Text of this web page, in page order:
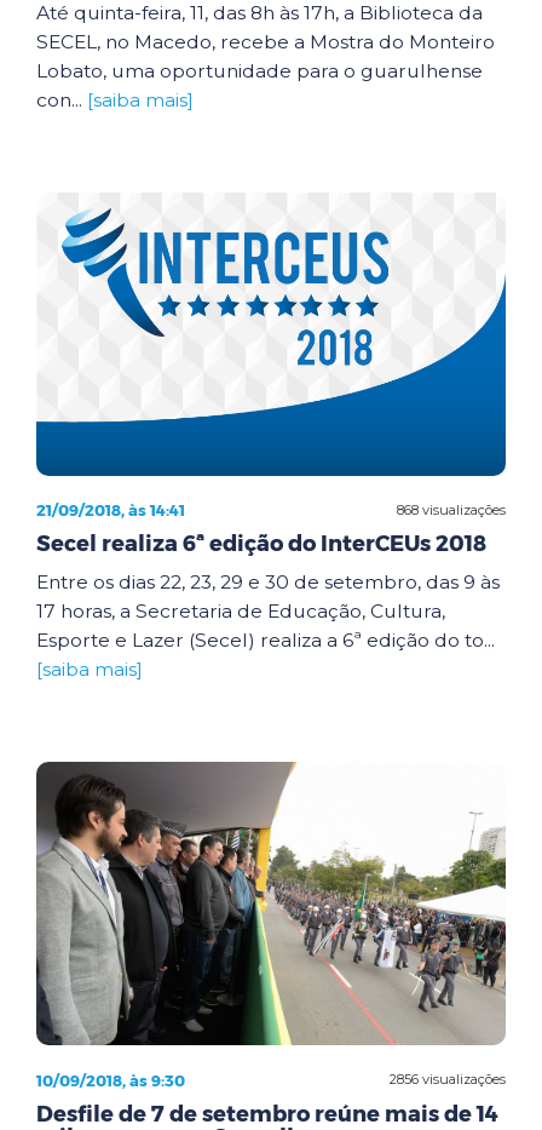
Até quinta-feira, 11, das 8h às 17h, a Biblioteca da
SECEL, no Macedo, recebe a Mostra do Monteiro
Lobato, uma oportunidade para o guarulhense
con... [saiba mais]
868 visualizações
21/09/2018, às 14:41
Secel realiza 6ª edição do InterCEUs 2018
Entre os dias 22, 23, 29 e 30 de setembro, das 9 às
17 horas, a Secretaria de Educação, Cultura,
Esporte e Lazer (Secel) realiza a 6ª edição do to...
[saiba mais]
2856 visualizações
10/09/2018, às 9:30
Desfile de 7 de setembro reúne mais de 14